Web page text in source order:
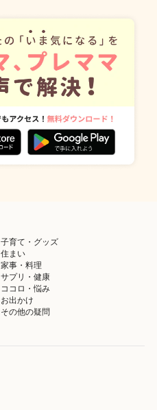
子育て・グッズ
住まい
家事・料理
サプリ・健康
ココロ・悩み
お出かけ
その他の疑問